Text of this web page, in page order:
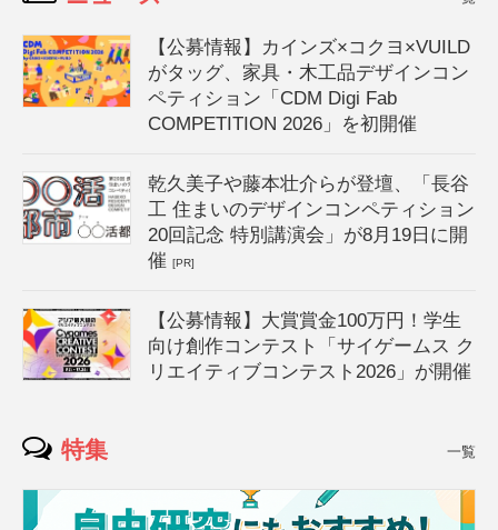
【公募情報】カインズ×コクヨ×VUILD
がタッグ、家具・木工品デザインコン
ペティション「CDM Digi Fab
COMPETITION 2026」を初開催
乾久美子や藤本壮介らが登壇、「長谷
工 住まいのデザインコンペティション
20回記念 特別講演会」が8月19日に開
催[PR]
【公募情報】大賞賞金100万円！学生
向け創作コンテスト「サイゲームス ク
リエイティブコンテスト2026」が開催
特集 一覧